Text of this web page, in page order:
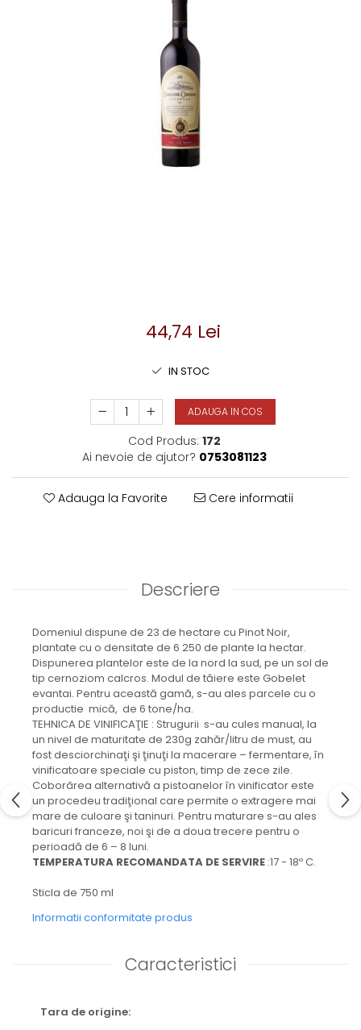
44,74 Lei
IN STOC
ADAUGA IN COS
Cod Produs: 172
Ai nevoie de ajutor? 0753081123
Adauga la Favorite Cere informatii
Descriere
Domeniul dispune de 23 de hectare cu Pinot Noir,
plantate cu o densitate de 6 250 de plante la hectar.
Dispunerea plantelor este de la nord la sud, pe un sol de
tip cernoziom calcros. Modul de tăiere este Gobelet
evantai. Pentru această gamă, s-au ales parcele cu o
productie mică, de 6 tone/ha.
TEHNICA DE VINIFICAŢIE : Strugurii s-au cules manual, la
un nivel de maturitate de 230g zahăr/litru de must, au
fost desciorchinaţi şi ţinuţi la macerare – fermentare, în
vinificatoare speciale cu piston, timp de zece zile.
Coborârea alternativă a pistoanelor în vinificator este
un procedeu tradiţional care permite o extragere mai
mare de culoare şi taninuri. Pentru maturare s-au ales
baricuri franceze, noi şi de a doua trecere pentru o
perioadă de 6 – 8 luni.
TEMPERATURA RECOMANDATA DE SERVIRE :17 - 18º C.
Sticla de 750 ml
Informatii conformitate produs
Caracteristici
Tara de origine: